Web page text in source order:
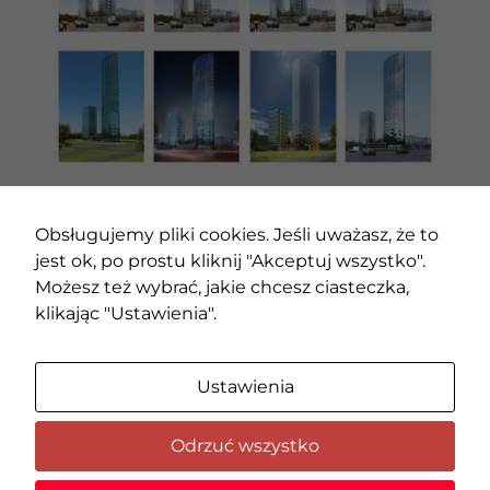
Obsługujemy pliki cookies. Jeśli uważasz, że to
jest ok, po prostu kliknij "Akceptuj wszystko".
Możesz też wybrać, jakie chcesz ciasteczka,
klikając "Ustawienia".
Ustawienia
Odrzuć wszystko
używana.
Doświadczenie
Aby nasza strona
internetowa
działała jak
Jeśli odrzucisz te
pliki cookie,
niektóre funkcje
Marketing
Udostępniając
swoje
zachowania